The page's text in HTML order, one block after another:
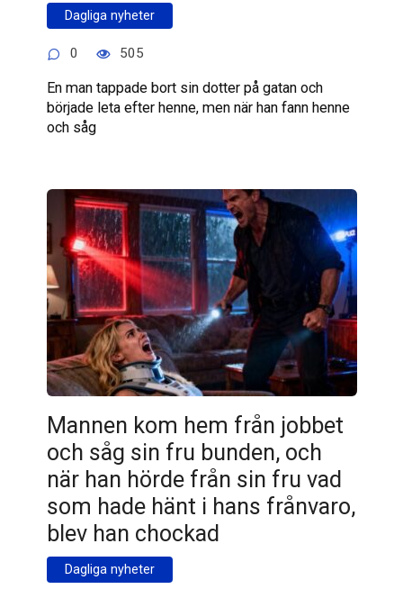
Dagliga nyheter
0 505
En man tappade bort sin dotter på gatan och
började leta efter henne, men när han fann henne
och såg
Mannen kom hem från jobbet
och såg sin fru bunden, och
när han hörde från sin fru vad
som hade hänt i hans frånvaro,
blev han chockad
Dagliga nyheter